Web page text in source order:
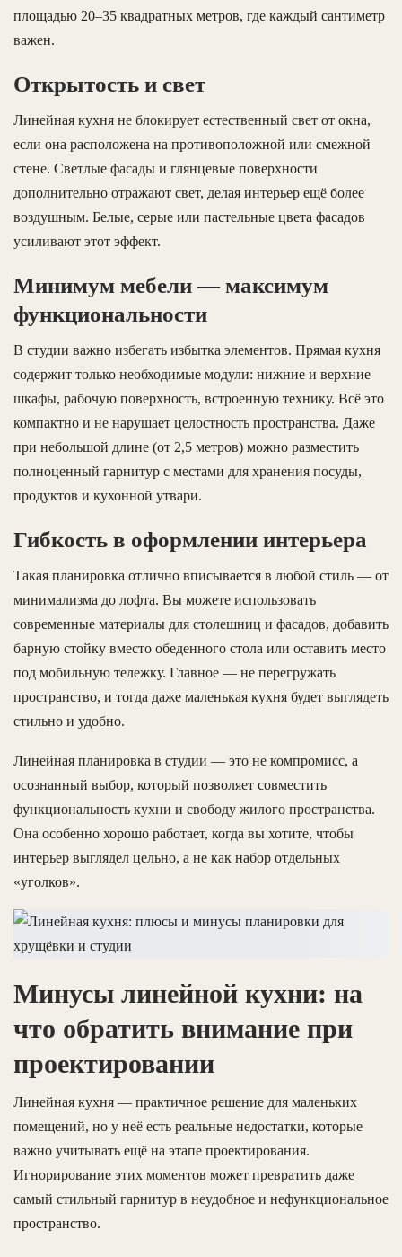
площадью 20–35 квадратных метров, где каждый сантиметр
важен.
Открытость и свет
Линейная кухня не блокирует естественный свет от окна,
если она расположена на противоположной или смежной
стене. Светлые фасады и глянцевые поверхности
дополнительно отражают свет, делая интерьер ещё более
воздушным. Белые, серые или пастельные цвета фасадов
усиливают этот эффект.
Минимум мебели — максимум
функциональности
В студии важно избегать избытка элементов. Прямая кухня
содержит только необходимые модули: нижние и верхние
шкафы, рабочую поверхность, встроенную технику. Всё это
компактно и не нарушает целостность пространства. Даже
при небольшой длине (от 2,5 метров) можно разместить
полноценный гарнитур с местами для хранения посуды,
продуктов и кухонной утвари.
Гибкость в оформлении интерьера
Такая планировка отлично вписывается в любой стиль — от
минимализма до лофта. Вы можете использовать
современные материалы для столешниц и фасадов, добавить
барную стойку вместо обеденного стола или оставить место
под мобильную тележку. Главное — не перегружать
пространство, и тогда даже маленькая кухня будет выглядеть
стильно и удобно.
Линейная планировка в студии — это не компромисс, а
осознанный выбор, который позволяет совместить
функциональность кухни и свободу жилого пространства.
Она особенно хорошо работает, когда вы хотите, чтобы
интерьер выглядел цельно, а не как набор отдельных
«уголков».
Минусы линейной кухни: на
что обратить внимание при
проектировании
Линейная кухня — практичное решение для маленьких
помещений, но у неё есть реальные недостатки, которые
важно учитывать ещё на этапе проектирования.
Игнорирование этих моментов может превратить даже
самый стильный гарнитур в неудобное и нефункциональное
пространство.